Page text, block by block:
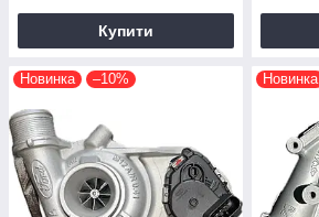
Купити
Новинка –10% Новинка